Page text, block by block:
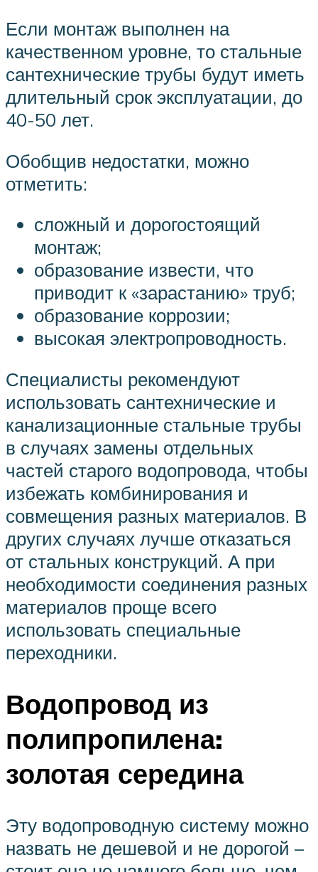
Если монтаж выполнен на
качественном уровне, то стальные
сантехнические трубы будут иметь
длительный срок эксплуатации, до
40-50 лет.
Обобщив недостатки, можно
отметить:
сложный и дорогостоящий
монтаж;
образование извести, что
приводит к «зарастанию» труб;
образование коррозии;
высокая электропроводность.
Специалисты рекомендуют
использовать сантехнические и
канализационные стальные трубы
в случаях замены отдельных
частей старого водопровода, чтобы
избежать комбинирования и
совмещения разных материалов. В
других случаях лучше отказаться
от стальных конструкций. А при
необходимости соединения разных
материалов проще всего
использовать специальные
переходники.
Водопровод из
полипропилена:
золотая середина
Эту водопроводную систему можно
назвать не дешевой и не дорогой –